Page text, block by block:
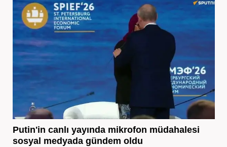
Putin'in canlı yayında mikrofon müdahalesi
sosyal medyada gündem oldu